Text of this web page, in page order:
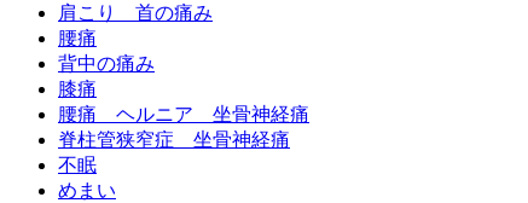
肩こり 首の痛み
腰痛
背中の痛み
膝痛
腰痛 ヘルニア 坐骨神経痛
脊柱管狭窄症 坐骨神経痛
不眠
めまい